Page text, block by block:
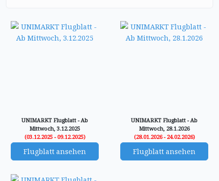
UNIMARKT Flugblatt - Ab
Mittwoch, 3.12.2025
(03.12.2025 - 09.12.2025)
Flugblatt ansehen
UNIMARKT Flugblatt - Ab
Mittwoch, 28.1.2026
(28.01.2026 - 24.02.2026)
Flugblatt ansehen